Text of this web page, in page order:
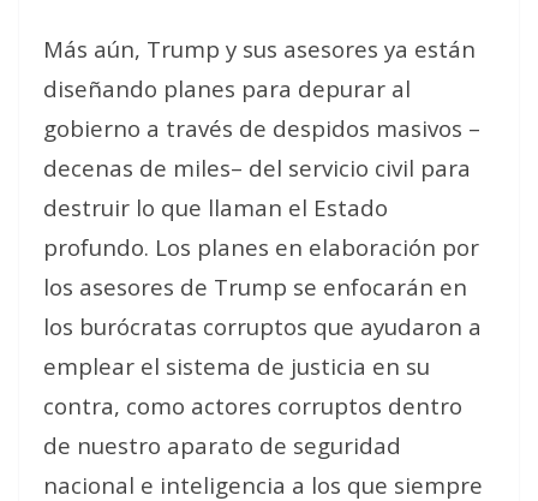
Más aún, Trump y sus asesores ya están
diseñando planes para depurar al
gobierno a través de despidos masivos –
decenas de miles– del servicio civil para
destruir lo que llaman el Estado
profundo. Los planes en elaboración por
los asesores de Trump se enfocarán en
los burócratas corruptos que ayudaron a
emplear el sistema de justicia en su
contra, como actores corruptos dentro
de nuestro aparato de seguridad
nacional e inteligencia a los que siempre